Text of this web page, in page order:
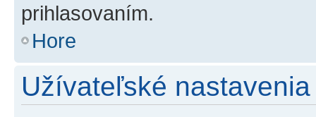
prihlasovaním.
Hore
Užívateľské nastavenia